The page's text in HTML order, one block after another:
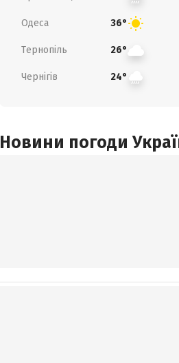
Одеса 36°
Тернопіль 26°
Чернігів 24°
Новини погоди